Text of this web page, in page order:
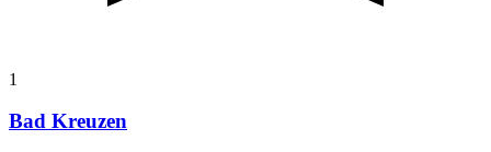
1
Bad Kreuzen